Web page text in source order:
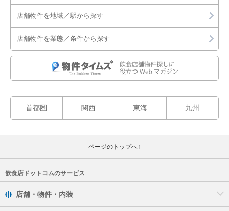
店舗物件を地域／駅から探す
店舗物件を業態／条件から探す
首都圏 関西 東海 九州
ページのトップへ↑
飲食店ドットコムのサービス
店舗・物件・内装